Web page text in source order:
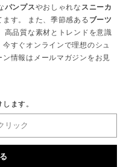
パンプスやおしゃれな スニーカ
す。 また、季節感ある ブーツ
高品質な素材とトレンドを意識
すぐオンラインで理想のシュ
情報はメールマガジンをお見
ます。